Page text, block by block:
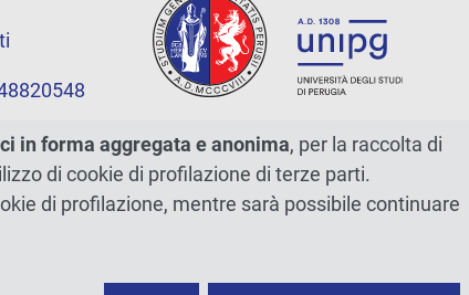
in forma aggregata e anonima, per la raccolta di
di cookie di profilazione di terze parti.
di profilazione, mentre sarà possibile continuare